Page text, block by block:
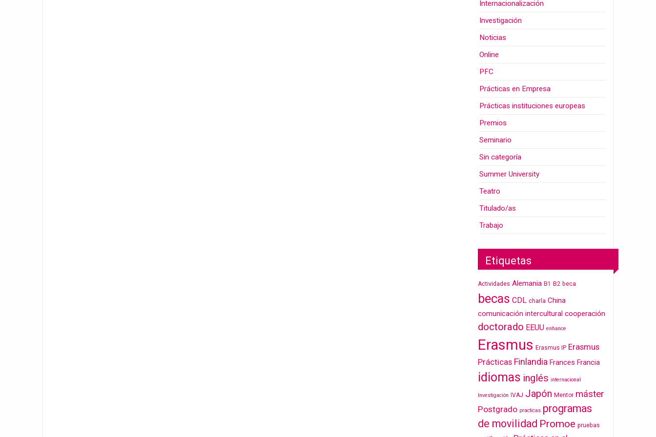
Internacionalización
Investigación
Noticias
Online
PFC
Prácticas en Empresa
Prácticas instituciones europeas
Premios
Seminario
Sin categoría
Summer University
Teatro
Titulado/as
Trabajo
Etiquetas
Actividades Alemania B1 B2 beca
becas CDL charla China
comunicación intercultural cooperación
doctorado EEUU enhance
Erasmus Erasmus IP Erasmus
Prácticas Finlandia Frances Francia
idiomas inglés internacional
Investigación IVAJ Japón Mentor máster
Postgrado practicas programas
de movilidad Promoe pruebas